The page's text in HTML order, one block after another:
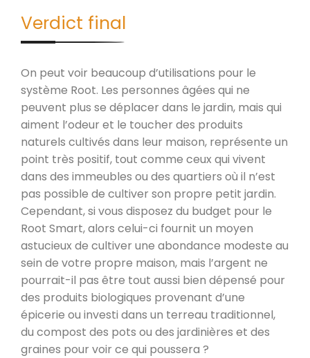
Verdict final
On peut voir beaucoup d’utilisations pour le
système Root. Les personnes âgées qui ne
peuvent plus se déplacer dans le jardin, mais qui
aiment l’odeur et le toucher des produits
naturels cultivés dans leur maison, représente un
point très positif, tout comme ceux qui vivent
dans des immeubles ou des quartiers où il n’est
pas possible de cultiver son propre petit jardin.
Cependant, si vous disposez du budget pour le
Root Smart, alors celui-ci fournit un moyen
astucieux de cultiver une abondance modeste au
sein de votre propre maison, mais l’argent ne
pourrait-il pas être tout aussi bien dépensé pour
des produits biologiques provenant d’une
épicerie ou investi dans un terreau traditionnel,
du compost des pots ou des jardinières et des
graines pour voir ce qui poussera ?